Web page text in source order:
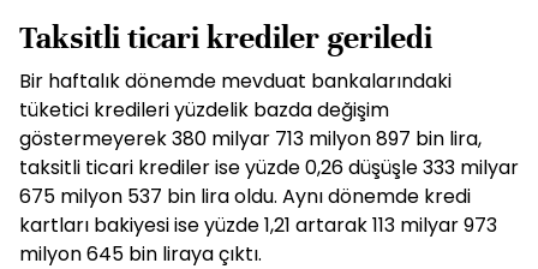
Taksitli ticari krediler geriledi
Bir haftalık dönemde mevduat bankalarındaki
tüketici kredileri yüzdelik bazda değişim
göstermeyerek 380 milyar 713 milyon 897 bin lira,
taksitli ticari krediler ise yüzde 0,26 düşüşle 333 milyar
675 milyon 537 bin lira oldu. Aynı dönemde kredi
kartları bakiyesi ise yüzde 1,21 artarak 113 milyar 973
milyon 645 bin liraya çıktı.